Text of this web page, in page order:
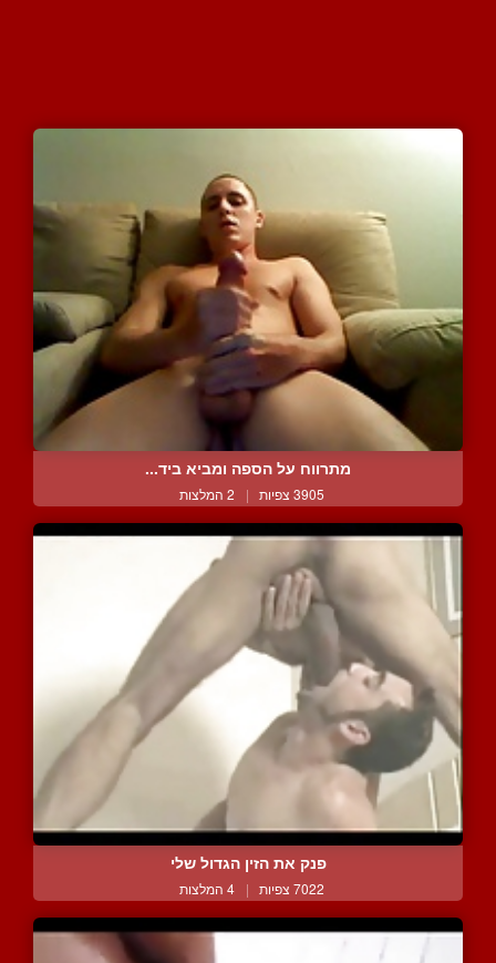
מתרווח על הספה ומביא ביד...
3905 צפיות | 2 המלצות
פנק את הזין הגדול שלי
7022 צפיות | 4 המלצות